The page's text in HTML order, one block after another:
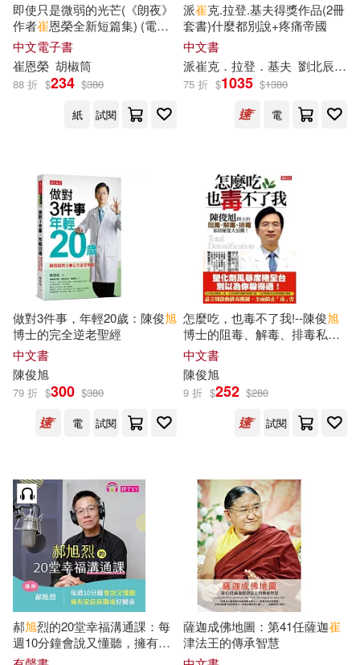
竹下堅次朗(9) 紀大偉(9)
詹閔旭(9) 高凪優名(9)
（美）亨利·詹姆斯(9)
佐藤智一(8) 加瀨敦(8)
南兆旭(8) 吉田健二(8)
天下霸唱(8) 天野彰(8)
岸杯也(8) 崔佳穎(8)
崔永嬿(8)
崔鍾雷（編）(8) 崔香淑(8)
崔香蘭(8)
廖肇亨(8) 慶野由志(8)
上海人民出版社(31)
中國中醫藥出版社(31)
中國輕工業出版社(31)
華中科技大學出版社(31)
西安電子科技大學出版社(31)
麥田(31)
內蒙古少年兒童出版社(30)
北京師範大學出版社(30)
國防部陸軍司令部(30)
人民交通出版社(29)
吉林人民出版社(29)
旭屋出版(28) 青文(28)
即使只是微弱的光芒(《朗夜》
作者崔恩榮全新短篇集) (電子
書)
中文電子書
崔恩榮 胡椒筒
88 折 $234 $380
紙
試閱
派崔克.拉登.基夫得獎作品(2冊
套書)什麼都別說+疼痛帝國
中文書
派崔克．拉登．基夫 劉北辰 張
75 折 $1035 $1380
電
做對3件事，年輕20歲：陳俊旭
博士的完全逆老聖經
中文書
陳俊旭
79 折 $300 $380
電
試閱
怎麼吃，也毒不了我!--陳俊旭
博士的阻毒、解毒、排毒私房
秘笈
中文書
陳俊旭
9 折 $252 $280
試閱
郝旭烈的20堂幸福溝通課：每
週10分鐘會說又懂聽，擁有家
庭與職場好關係 (有聲書)
薩迦成佛地圖：第41任薩迦崔
津法王的傳承智慧